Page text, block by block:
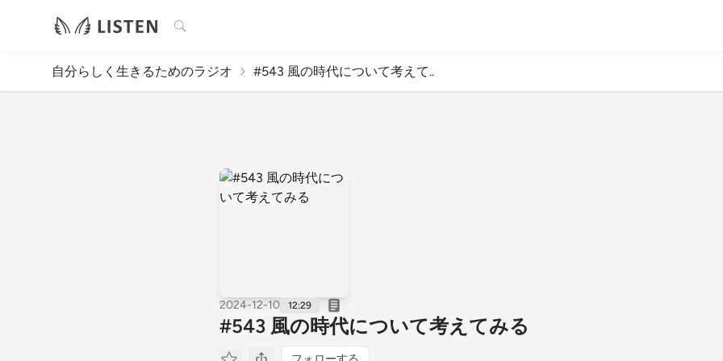
検索
自分らしく生きるためのラジオ #543 風の時代について考えて..
2024-12-10 12:29
#543 風の時代について考えてみる